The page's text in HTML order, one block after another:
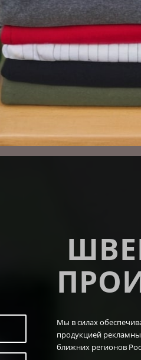
Мы в силах
продукцией
ближних регионов